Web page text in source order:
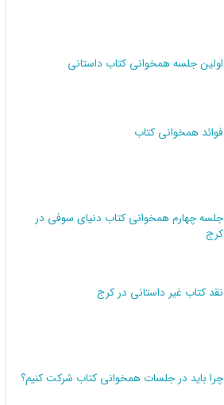
اولین جلسه همخوانی کتاب داستانی
فوائد همخوانی کتاب
جلسه چهارم همخوانی کتاب دنیای سوفی در
کرج
نقد کتاب غیر داستانی در کرج
چرا باید در جلسات همخوانی کتاب شرکت کنیم؟